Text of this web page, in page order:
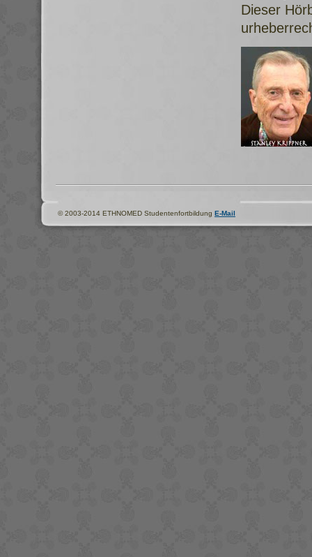
Dieser
© 2003-2014 ETHNOMED Studentenfortbildung E-Mail